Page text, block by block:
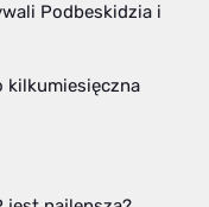
Podbeskidzia i
kilkumiesięczna